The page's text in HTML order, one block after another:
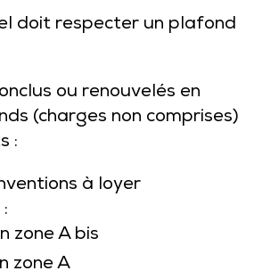
doit respecter un plafond
ou renouvelés en
(charges non comprises)
:
à loyer
zone A bis
zone A